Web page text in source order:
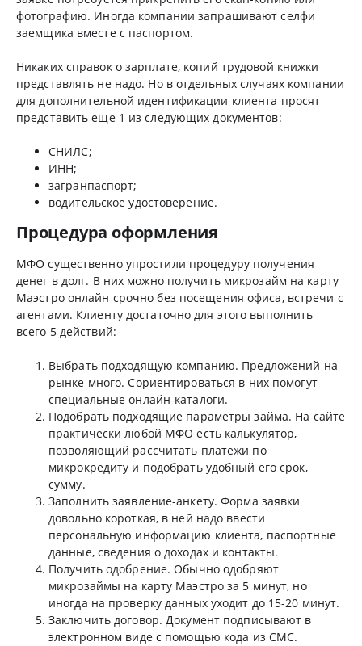
фотографию. Иногда компании запрашивают селфи
заемщика вместе с паспортом.
Никаких справок о зарплате, копий трудовой книжки
представлять не надо. Но в отдельных случаях компании
для дополнительной идентификации клиента просят
представить еще 1 из следующих документов:
СНИЛС;
ИНН;
загранпаспорт;
водительское удостоверение.
Процедура оформления
МФО существенно упростили процедуру получения
денег в долг. В них можно получить микрозайм на карту
Маэстро онлайн срочно без посещения офиса, встречи с
агентами. Клиенту достаточно для этого выполнить
всего 5 действий:
Выбрать подходящую компанию. Предложений на
рынке много. Сориентироваться в них помогут
специальные онлайн-каталоги.
Подобрать подходящие параметры займа. На сайте
практически любой МФО есть калькулятор,
позволяющий рассчитать платежи по
микрокредиту и подобрать удобный его срок,
сумму.
Заполнить заявление-анкету. Форма заявки
довольно короткая, в ней надо ввести
персональную информацию клиента, паспортные
данные, сведения о доходах и контакты.
Получить одобрение. Обычно одобряют
микрозаймы на карту Маэстро за 5 минут, но
иногда на проверку данных уходит до 15-20 минут.
Заключить договор. Документ подписывают в
электронном виде с помощью кода из СМС.